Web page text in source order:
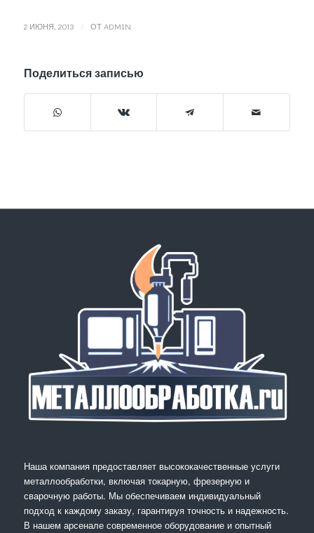
2 ИЮНЯ, 2013 ОТ ADMIN
Поделиться записью
Наша компания предоставляет высококачественные услуги
металлообработки, включая токарную, фрезерную и
сварочную работы. Мы обеспечиваем индивидуальный
подход к каждому заказу, гарантируя точность и надежность.
В нашем арсенале современное оборудование и опытный